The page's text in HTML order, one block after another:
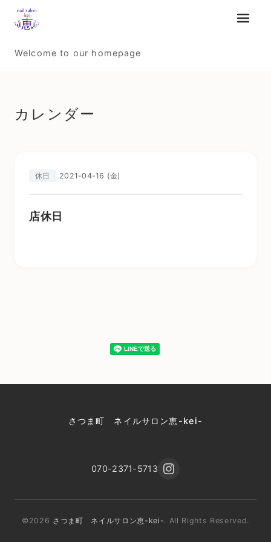
Welcome to our homepage
メニュ
カレンダー
休日 2021-04-16 (金)
店休日
さつま町 ネイルサロン恵-kei-
070-2371-5713
©2026 さつま町 ネイルサロン恵-kei-. All Rights Reserved.